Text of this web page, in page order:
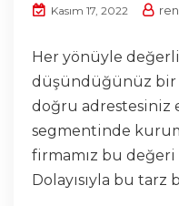
Kasım 17, 2022
Her yönüyle
düşündüğünüz bir
doğru adrestesiniz
segmentinde
firmamız bu değeri
Dolayısıyla bu tarz